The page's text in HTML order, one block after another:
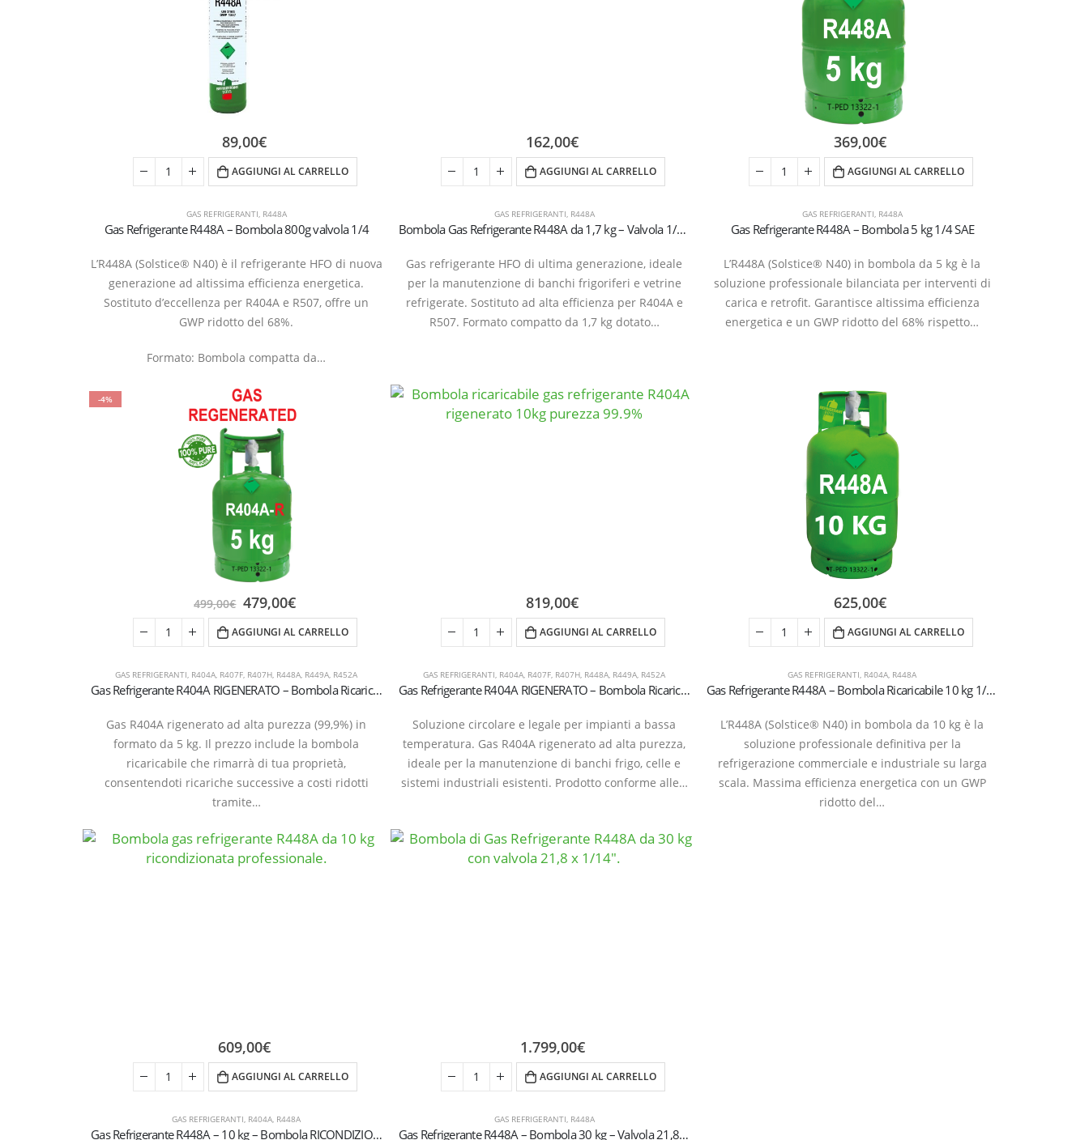
GAS REFRIGERANTI R448A
Gas Refrigerante R448A – Bombola 800g valvola 1/4
L’R448A (Solstice® N40) è il refrigerante HFO di nuova
generazione ad altissima efficienza energetica.
Sostituto d’eccellenza per R404A e R507, offre un
GWP ridotto del 68%.
Formato: Bombola compatta da…
89,00€
AGGIUNGI AL CARRELLO
GAS REFRIGERANTI R448A
Bombola Gas Refrigerante R448A da 1,7 kg – Valvola 1/4″ SAE
Gas refrigerante HFO di ultima generazione, ideale
per la manutenzione di banchi frigoriferi e vetrine
refrigerate. Sostituto ad alta efficienza per R404A e
R507. Formato compatto da 1,7 kg dotato…
162,00€
AGGIUNGI AL CARRELLO
GAS REFRIGERANTI R448A
Gas Refrigerante R448A – Bombola 5 kg 1/4 SAE
L’R448A (Solstice® N40) in bombola da 5 kg è la
soluzione professionale bilanciata per interventi di
carica e retrofit. Garantisce altissima efficienza
energetica e un GWP ridotto del 68% rispetto…
369,00€
AGGIUNGI AL CARRELLO
-4%
GAS REFRIGERANTI R404A R407F R407H R448A R449A R452A
Gas Refrigerante R404A RIGENERATO – Bombola Ricaricabile 5 kg T-PED (Valvola 1/4″ SAE)
Gas R404A rigenerato ad alta purezza (99,9%) in
formato da 5 kg. Il prezzo include la bombola
ricaricabile che rimarrà di tua proprietà,
consentendoti ricariche successive a costi ridotti
tramite…
499,00€ 479,00€
AGGIUNGI AL CARRELLO
GAS REFRIGERANTI R404A R407F R407H R448A R449A R452A
Gas Refrigerante R404A RIGENERATO – Bombola Ricaricabile 10 kg T-PED (Valvola 1/4″ SAE) – 99,9% Puro
Soluzione circolare e legale per impianti a bassa
temperatura. Gas R404A rigenerato ad alta purezza,
ideale per la manutenzione di banchi frigo, celle e
sistemi industriali esistenti. Prodotto conforme alle…
819,00€
AGGIUNGI AL CARRELLO
GAS REFRIGERANTI R404A R448A
Gas Refrigerante R448A – Bombola Ricaricabile 10 kg 1/4 SAE
L’R448A (Solstice® N40) in bombola da 10 kg è la
soluzione professionale definitiva per la
refrigerazione commerciale e industriale su larga
scala. Massima efficienza energetica con un GWP
ridotto del…
625,00€
AGGIUNGI AL CARRELLO
GAS REFRIGERANTI R404A R448A
Gas Refrigerante R448A – 10 kg – Bombola RICONDIZIONATA
609,00€
AGGIUNGI AL CARRELLO
GAS REFRIGERANTI R448A
Gas Refrigerante R448A – Bombola 30 kg – Valvola 21,8 x 1/14″
1.799,00€
AGGIUNGI AL CARRELLO